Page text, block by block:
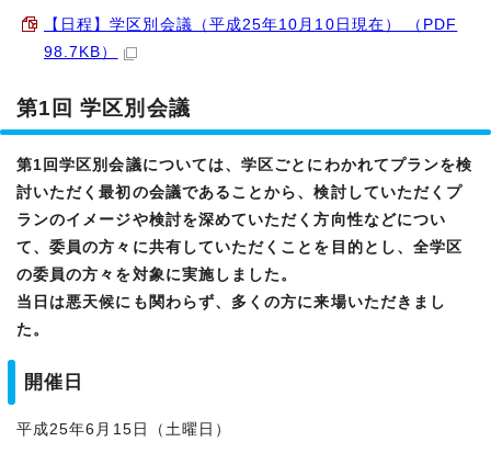
【日程】学区別会議（平成25年10月10日現在） （PDF
98.7KB）
第1回 学区別会議
第1回学区別会議については、学区ごとにわかれてプランを検
討いただく最初の会議であることから、検討していただくプ
ランのイメージや検討を深めていただく方向性などについ
て、委員の方々に共有していただくことを目的とし、全学区
の委員の方々を対象に実施しました。
当日は悪天候にも関わらず、多くの方に来場いただきまし
た。
開催日
平成25年6月15日（土曜日）